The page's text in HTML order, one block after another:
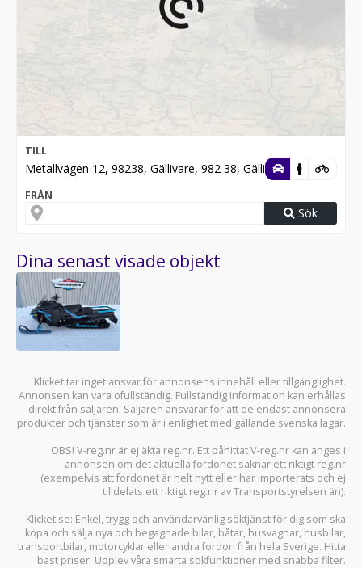
TILL
Metallvägen 12, 98238, Gällivare, 982 38, Gällivare
FRÅN
Sök
Dina senast visade objekt
Klicket tar inget ansvar för annonsens innehåll eller tillgänglighet.
Annonsen kan vara ofullständig. Fullständig information kan erhållas
direkt från säljaren. Säljaren ansvarar för att de endast annonsera
produkter och tjänster som är i enlighet med gällande svenska lagar.
OBS! V-reg.nr är ej äkta reg.nr. Ett påhittat V-reg.nr kan anges i
annonsen om det aktuella fordonet saknar ett riktigt reg.nr
(exempelvis att fordonet är helt nytt eller har importerats och ej
tilldelats ett riktigt reg.nr av Transportstyrelsen än).
Klicket.se: Enkel, trygg och användarvänlig söktjänst för dig som ska
köpa och sälja nya och begagnade bilar, båtar, husvagnar, husbilar,
transportbilar, motorcyklar eller andra fordon från hela Sverige. Hitta
bäst priser. Upplev våra smarta sökfunktioner med snabba filter.